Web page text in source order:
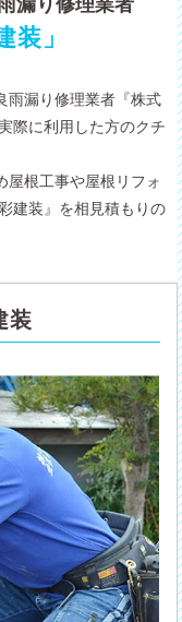
装」
雨漏り修理業者『株式
際に利用した方のクチ
屋根工事や屋根リフォ
建装』を相見積もりの
装